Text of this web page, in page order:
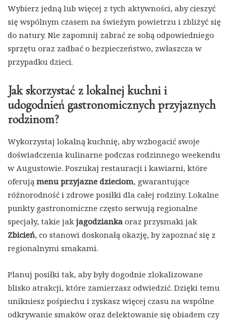
Wybierz jedną lub więcej z tych aktywności, aby cieszyć
się wspólnym czasem na świeżym powietrzu i zbliżyć się
do natury. Nie zapomnij zabrać ze sobą odpowiedniego
sprzętu oraz zadbać o bezpieczeństwo, zwłaszcza w
przypadku dzieci.
Jak skorzystać z lokalnej kuchni i
udogodnień gastronomicznych przyjaznych
rodzinom?
Wykorzystaj lokalną kuchnię, aby wzbogacić swoje
doświadczenia kulinarne podczas rodzinnego weekendu
w Augustowie. Poszukaj restauracji i kawiarni, które
oferują menu przyjazne dzieciom, gwarantujące
różnorodność i zdrowe posiłki dla całej rodziny. Lokalne
punkty gastronomiczne często serwują regionalne
specjały, takie jak jagodzianka oraz przysmaki jak
Zbicień, co stanowi doskonałą okazję, by zapoznać się z
regionalnymi smakami.
Planuj posiłki tak, aby były dogodnie zlokalizowane
blisko atrakcji, które zamierzasz odwiedzić. Dzięki temu
unikniesz pośpiechu i zyskasz więcej czasu na wspólne
odkrywanie smaków oraz delektowanie się obiadem czy